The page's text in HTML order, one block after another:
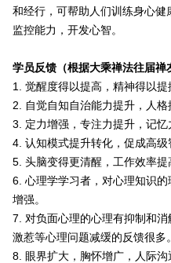
和经行，可帮助人们训练身心
监控能力，开发心智。
学员反馈（根据大乘禅法往届禅
1. 觉醒度得以提高，精神得以提
2. 自觉自知自治能力提升，人
3. 定力增强，专注力提升，记
4. 认知模式提升转化，促成高
5. 头脑变得更清醒，工作效率
6. 心理学学习者，对心理知识
增强。
7. 对负面心理的心理有抑制和
激惹等心理问题减缓的反馈很多。
8. 眼界扩大，胸怀增广，人际沟